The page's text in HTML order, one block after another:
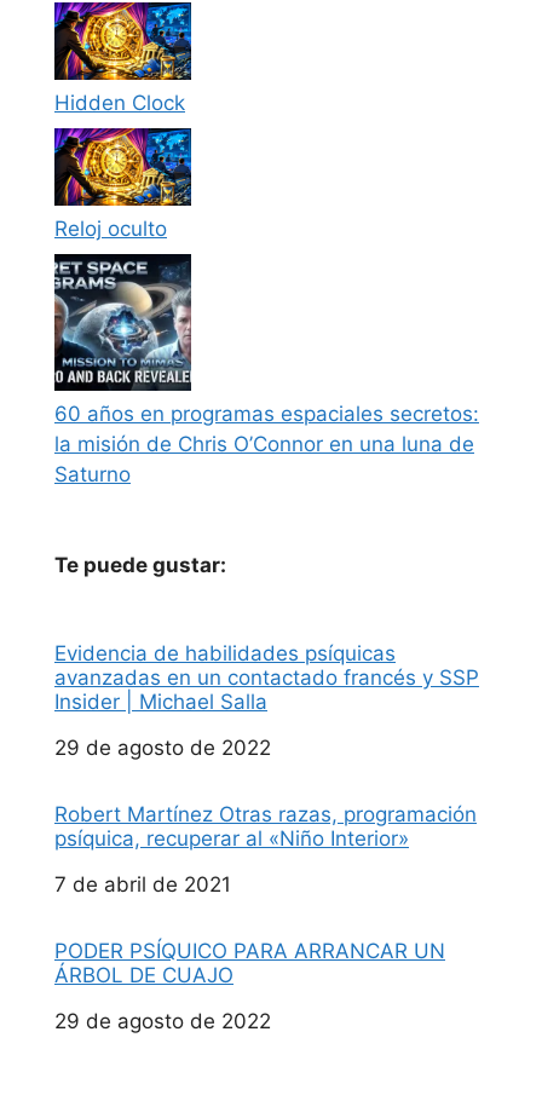
Hidden Clock
Reloj oculto
60 años en programas espaciales secretos:
la misión de Chris O’Connor en una luna de
Saturno
Te puede gustar:
Evidencia de habilidades psíquicas
avanzadas en un contactado francés y SSP
Insider | Michael Salla
Fecha
29 de agosto de 2022
Robert Martínez Otras razas, programación
psíquica, recuperar al «Niño Interior»
Fecha
7 de abril de 2021
PODER PSÍQUICO PARA ARRANCAR UN
ÁRBOL DE CUAJO
Fecha
29 de agosto de 2022